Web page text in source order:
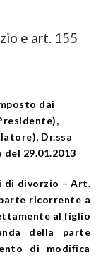
e art. 155
dai
Dr.ssa
29.01.2013
di divorzio – Art.
ricorrente a
al figlio
della parte
di modifica